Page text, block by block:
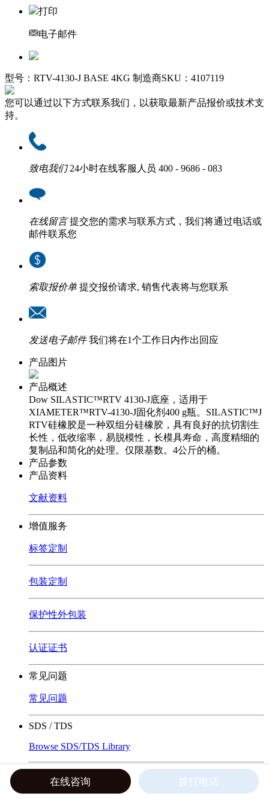
打印
电子邮件
型号：RTV-4130-J BASE 4KG 制造商SKU：4107119
您可以通过以下方式联系我们，以获取最新产品报价或技术支
持。
致电我们 24小时在线客服人员 400 - 9686 - 083
在线留言 提交您的需求与联系方式，我们将通过电话或
邮件联系您
索取报价单 提交报价请求, 销售代表将与您联系
发送电子邮件 我们将在1个工作日内作出回应
产品图片
产品概述
Dow SILASTIC™RTV 4130-J底座，适用于
XIAMETER™RTV-4130-J固化剂400 g瓶。SILASTIC™J
RTV硅橡胶是一种双组分硅橡胶，具有良好的抗切割生
长性，低收缩率，易脱模性，长模具寿命，高度精细的
复制品和简化的处理。仅限基数。4公斤的桶。
产品参数
产品资料
文献资料
增值服务
标签定制
包装定制
保护性外包装
认证证书
常见问题
常见问题
SDS / TDS
Browse SDS/TDS Library
客户服务 在线询价 公司新闻 行业动态
FQAs
密封胶 灌封胶
点
在线咨询 拨打电话